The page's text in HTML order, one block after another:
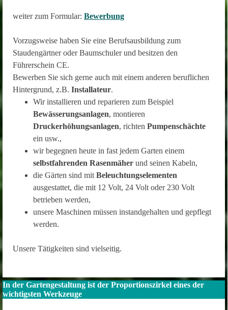
weiter zum Formular: Bewerbung
Vorzugsweise haben Sie eine Berufsausbildung zum
Staudengärtner oder Baumschuler und besitzen den
Führerschein CE.
Bewerben Sie sich gerne auch mit einem anderen beruflichen
Hintergrund, z.B. Installateur.
Wir installieren und reparieren zum Beispiel
Bewässerungsanlagen, montieren
Druckerhöhungsanlagen, richten Pumpenschächte
ein usw.,
wir begegnen heute in fast jedem Garten einem
selbstfahrenden Rasenmäher und seinen Kabeln,
die Gärten sind mit Beleuchtungselementen
ausgestattet, die mit 12 Volt, 24 Volt oder 230 Volt
betrieben werden,
unsere Maschinen müssen instandgehalten und gepflegt
werden.
Unsere Tätigkeiten sind vielseitig.
In der Gartengestaltung ist der Proportionszirkel eines der
wichtigsten Werkzeuge